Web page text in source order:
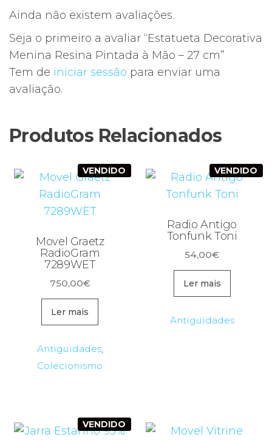
Ainda não existem avaliações.
Seja o primeiro a avaliar “Estatueta Decorativa
Menina Resina Pintada à Mão – 27 cm”
Tem de iniciar sessão para enviar uma
avaliação.
Produtos Relacionados
VENDIDO
Movel Graetz
RadioGram
7289WET
750,00€
Ler mais
Antiguidades,
Colecionismo
VENDIDO
Radio Antigo
Tonfunk Toni
54,00€
Ler mais
Antiguidades
VENDIDO